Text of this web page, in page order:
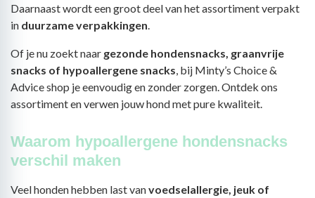
Daarnaast wordt een groot deel van het assortiment verpakt
in duurzame verpakkingen
Of je nu zoekt naar gezonde hondensnacks, graanvrije
snacks of hypoallergene snacks , bij Minty’s Choice &
Advice shop je eenvoudig en zonder zorgen. Ontdek ons
assortiment en verwen jouw hond met pure kwaliteit.
Waarom hypoallergene hondensnacks
verschil maken
Veel honden hebben last vanvoedselallergie, jeuk of